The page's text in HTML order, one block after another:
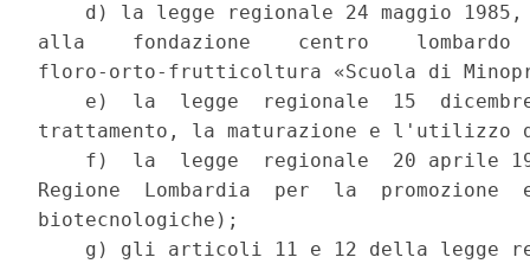
d) la legge regionale 24 maggio
alla    fondazione    centro
floro-orto-frutticoltura «Scuola di
e)  la  legge  regionale  15
trattamento, la maturazione e
f)  la  legge  regionale  20 aprile
Regione  Lombardia  per  la
biotecnologiche);
g) gli articoli 11 e 12 della legge